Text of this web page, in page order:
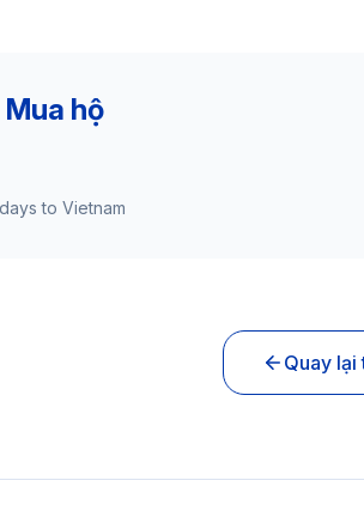
hộ
to Vietnam
Quay lại